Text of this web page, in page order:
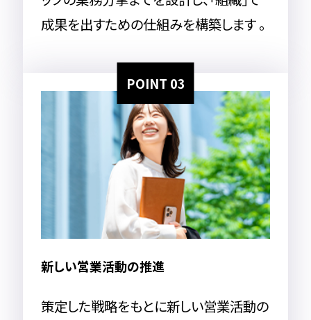
成果を出すための仕組みを構築します 。
POINT 03
新しい営業活動の推進
策定した戦略をもとに新しい営業活動の